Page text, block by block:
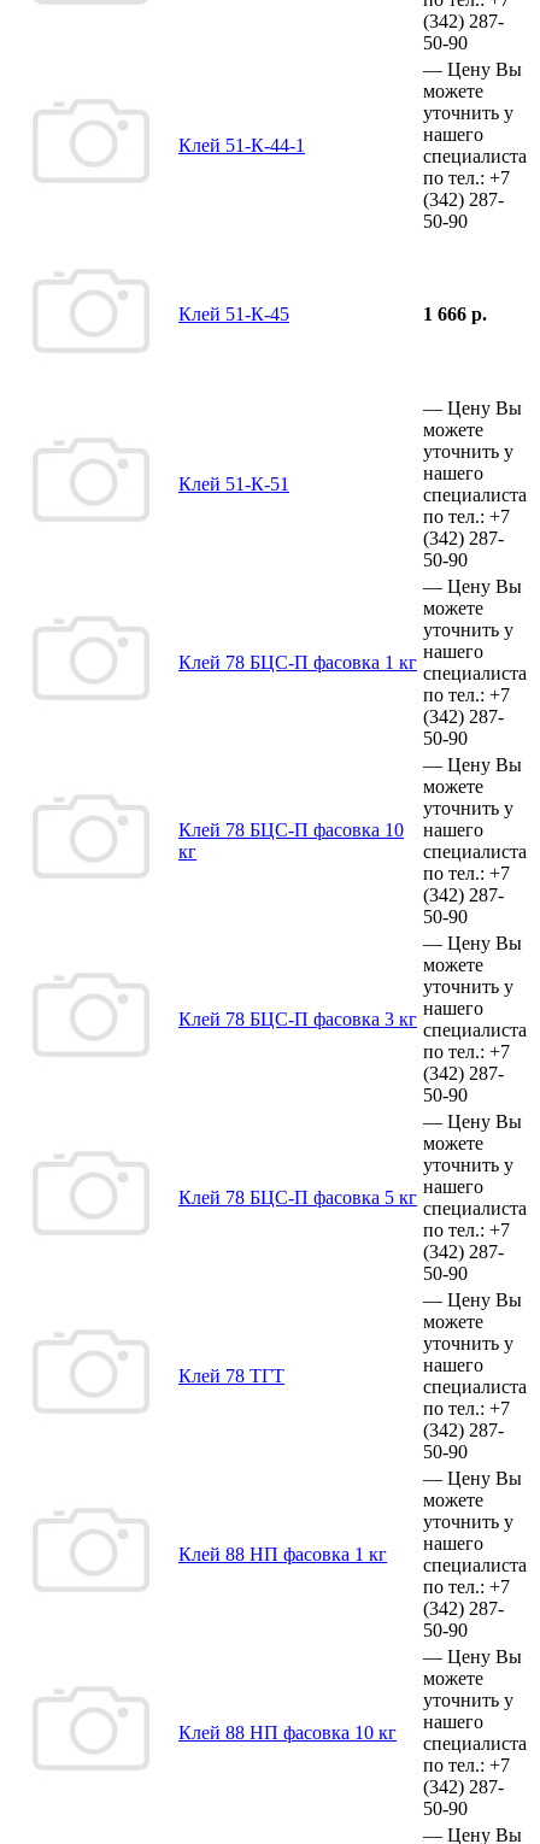
(342) 287-
50-90
Клей 51-К-44-1
— Цену Вы
можете
уточнить у
нашего
специалиста
по тел.: +7
(342) 287-
50-90
Клей 51-К-45 1 666 р.
Клей 51-К-51
— Цену Вы
можете
уточнить у
нашего
специалиста
по тел.: +7
(342) 287-
50-90
Клей 78 БЦС-П фасовка 1 кг
— Цену Вы
можете
уточнить у
нашего
специалиста
по тел.: +7
(342) 287-
50-90
Клей 78 БЦС-П фасовка 10
кг
— Цену Вы
можете
уточнить у
нашего
специалиста
по тел.: +7
(342) 287-
50-90
Клей 78 БЦС-П фасовка 3 кг
— Цену Вы
можете
уточнить у
нашего
специалиста
по тел.: +7
(342) 287-
50-90
Клей 78 БЦС-П фасовка 5 кг
— Цену Вы
можете
уточнить у
нашего
специалиста
по тел.: +7
(342) 287-
50-90
Клей 78 ТГТ
— Цену Вы
можете
уточнить у
нашего
специалиста
по тел.: +7
(342) 287-
50-90
Клей 88 НП фасовка 1 кг
— Цену Вы
можете
уточнить у
нашего
специалиста
по тел.: +7
(342) 287-
50-90
Клей 88 НП фасовка 10 кг
— Цену Вы
можете
уточнить у
нашего
специалиста
по тел.: +7
(342) 287-
50-90
— Цену Вы